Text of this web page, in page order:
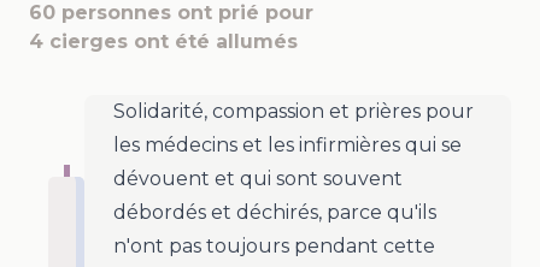
60 personnes ont prié pour
4 cierges ont été allumés
Solidarité, compassion et prières pour
les médecins et les infirmières qui se
dévouent et qui sont souvent
débordés et déchirés, parce qu'ils
n'ont pas toujours pendant cette